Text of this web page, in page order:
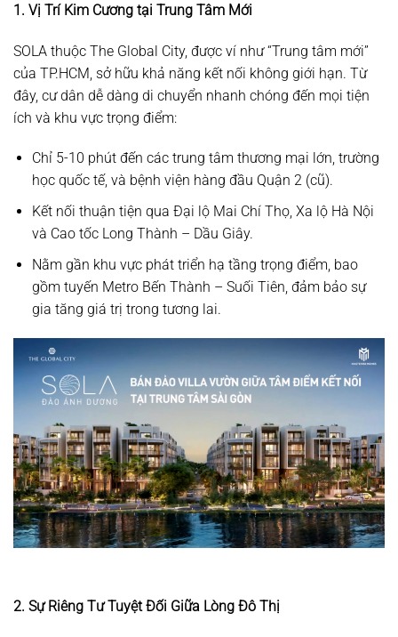
1. Vị Trí Kim Cương tại Trung Tâm Mới
SOLA thuộc The Global City, được ví như “Trung tâm mới”
của TP.HCM, sở hữu khả năng kết nối không giới hạn. Từ
đây, cư dân dễ dàng di chuyển nhanh chóng đến mọi tiện
ích và khu vực trọng điểm:
Chỉ 5-10 phút đến các trung tâm thương mại lớn, trường
học quốc tế, và bệnh viện hàng đầu Quận 2 (cũ).
Kết nối thuận tiện qua Đại lộ Mai Chí Thọ, Xa lộ Hà Nội
và Cao tốc Long Thành – Dầu Giây.
Nằm gần khu vực phát triển hạ tầng trọng điểm, bao
gồm tuyến Metro Bến Thành – Suối Tiên, đảm bảo sự
gia tăng giá trị trong tương lai.
2. Sự Riêng Tư Tuyệt Đối Giữa Lòng Đô Thị